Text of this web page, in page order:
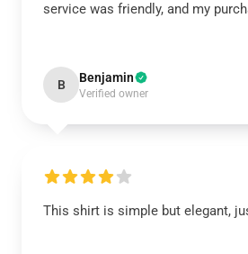
service was friendly, and my
B Benjamin
Verified owner
This shirt is simple but elegant,